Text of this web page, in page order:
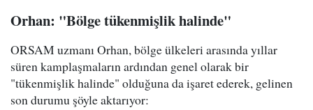
Orhan: "Bölge tükenmişlik halinde"
ORSAM uzmanı Orhan, bölge ülkeleri arasında yıllar
süren kamplaşmaların ardından genel olarak bir
"tükenmişlik halinde" olduğuna da işaret ederek, gelinen
son durumu şöyle aktarıyor: